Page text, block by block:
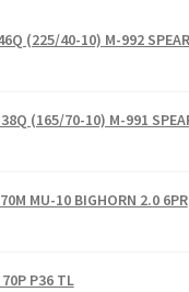
(225/40-10) M-992
(165/70-10) M-991
MU-10 BIGHORN 2.0 6PR
P36 TL